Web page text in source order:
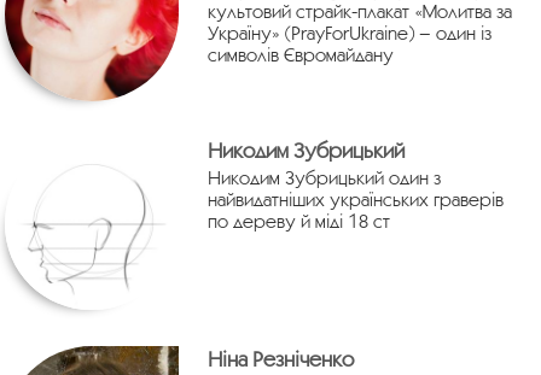
культовий страйк-плакат «Молитва за
Україну» (PrayForUkraine) – один із
символів Євромайдану
Никодим Зубрицький
Никодим Зубрицький один з
найвидатніших українських граверів
по дереву й міді 18 ст
Ніна Резніченко